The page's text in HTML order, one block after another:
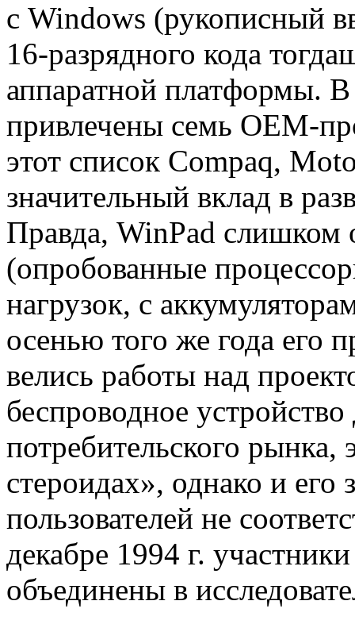
с Windows (рукописный
16-разрядного кода
аппаратной платформы.
привлечены семь OEM-
этот список Compaq,
значительный вклад в
Правда, WinPad слишком
(опробованные
нагрузок, с
осенью того же года его
велись работы над
беспроводное
потребительского рынка,
стероидах», однако и
пользователей не
декабре 1994 г.
объединены в